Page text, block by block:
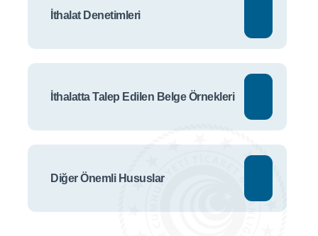
İthalat Denetimleri
İthalatta Talep Edilen Belge Örnekleri
Diğer Önemli Hususlar